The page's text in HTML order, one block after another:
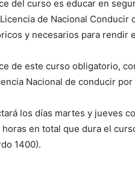
del curso es educar en
de Nacional
y necesarios para rendir
de este curso obligatorio,
Nacional de conducir
los días martes y jueves
en total que dura el
1400).